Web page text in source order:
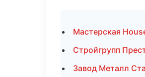
Мастерская
Стройгрупп
Завод Металл